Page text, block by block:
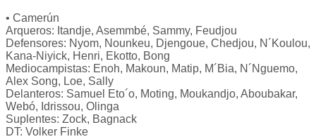
• Camerún
Arqueros: Itandje, Asemmbé, Sammy, Feudjou
Defensores: Nyom, Nounkeu, Djengoue, Chedjou, N´Koulou,
Kana-Niyick, Henri, Ekotto, Bong
Mediocampistas: Enoh, Makoun, Matip, M´Bia, N´Nguemo,
Alex Song, Loe, Sally
Delanteros: Samuel Eto´o, Moting, Moukandjo, Aboubakar,
Webó, Idrissou, Olinga
Suplentes: Zock, Bagnack
DT: Volker Finke